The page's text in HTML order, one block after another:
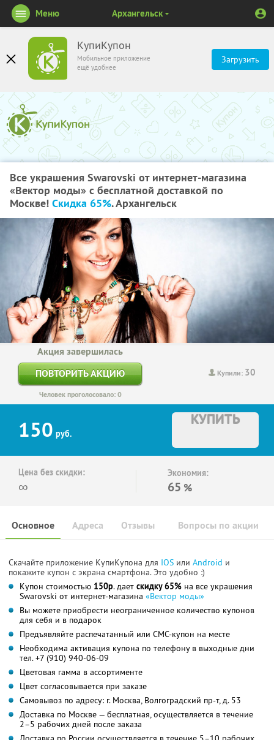
КупиКупон
Мобильное приложение
ещё удобнее
Загрузить
Меню Архангельск
Все украшения Swarovski от интернет-магазина
«Вектор моды» с бесплатной доставкой по
Москве! Скидка 65%. Архангельск
Купили: 30
Акция завершилась
ПОВТОРИТЬ АКЦИЮ
Человек проголосовало: 0
150 руб.
КУПИТЬ
Цена без скидки:
∞
Экономия:
65 %
Основное Отзывы Вопросы по акции
Адреса
Скачайте приложение КупиКупона для IOS или Android и
покажите купон с экрана смартфона. Это удобно :)
Купон стоимостью 150р. дает скидку 65% на все украшения
Swarovski от интернет-магазина «Вектор моды»
Вы можете приобрести неограниченное количество купонов
для себя и в подарок
Предъявляйте распечатанный или СМС-купон на месте
Необходима активация купона по телефону в выходные дни
тел. +7 (910) 940-06-09
Цветовая гамма в ассортименте
Цвет согласовывается при заказе
Самовывоз по адресу: г. Москва, Волгоградский пр-т, д. 53
Доставка по Москве — бесплатная, осуществляется в течение
2–5 рабочих дней после заказа